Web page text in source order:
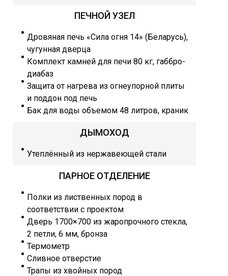
ПЕЧНОЙ УЗЕЛ
Дровяная печь «Сила огня 14» (Беларусь),
чугунная дверца
Комплект камней для печи 80 кг, габбро-
диабаз
Защита от нагрева из огнеупорной плиты
и поддон под печь
Бак для воды объемом 48 литров, краник
ДЫМОХОД
Утеплённый из нержавеющей стали
ПАРНОЕ ОТДЕЛЕНИЕ
Полки из лиственных пород в
соответствии с проектом
Дверь 1700×700 из жаропрочного стекла,
2 петли, 6 мм, бронза
Термометр
Сливное отверстие
Трапы из хвойных пород